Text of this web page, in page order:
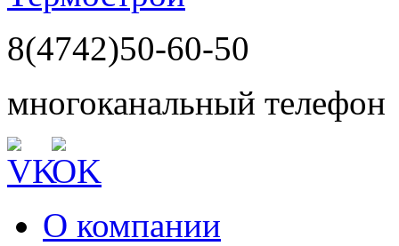
8(4742)50-60-50
многоканальный телефон
О компании